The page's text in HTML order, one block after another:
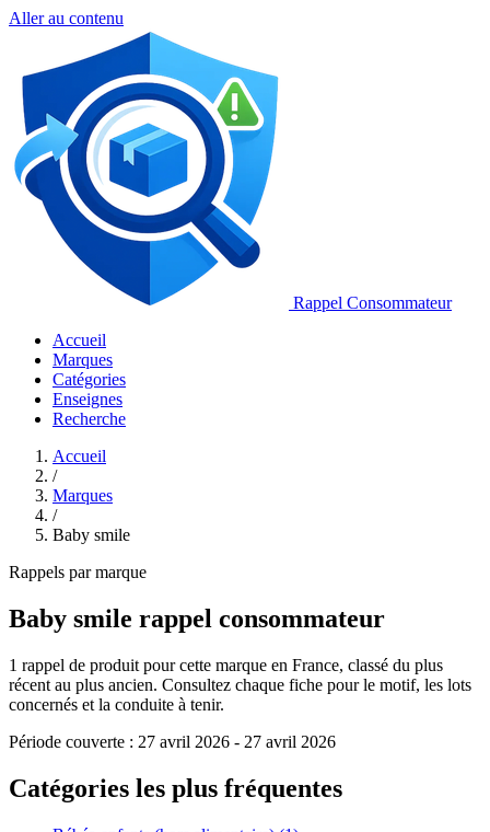
Aller au contenu
Rappel Consommateur
Accueil
Marques
Catégories
Enseignes
Recherche
Accueil
/
Marques
/
Baby smile
Rappels par marque
Baby smile rappel consommateur
1 rappel de produit pour cette marque en France, classé du plus
récent au plus ancien. Consultez chaque fiche pour le motif, les lots
concernés et la conduite à tenir.
Période couverte : 27 avril 2026 - 27 avril 2026
Catégories les plus fréquentes